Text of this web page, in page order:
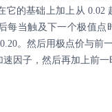
它的基础上加上从 0.02
每当触及下一个极值点
。然后用极点价与前
因子，然后再加上前一